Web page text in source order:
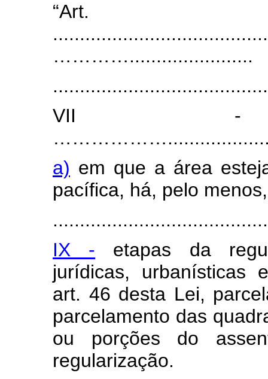
………….......................
VII -
a) em que a área
pacífica, há, pelo
IX - etapas da
jurídicas, urbanísticas
art. 46 desta Lei,
parcelamento das
ou porções do
regularização.